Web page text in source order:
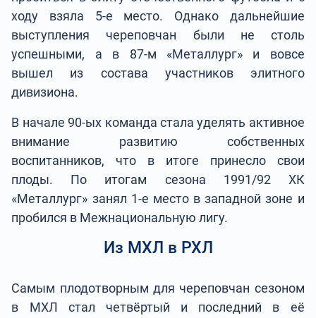
ходу взяла 5-е место. Однако дальнейшие
выступления череповчан были не столь
успешными, а в 87-м «Металлург» и вовсе
вышел из состава участников элитного
дивизиона.
В начале 90-ых команда стала уделять активное
внимание развитию собственных
воспитанников, что в итоге принесло свои
плоды. По итогам сезона 1991/92 ХК
«Металлург» занял 1-е место в западной зоне и
пробился в Межнациональную лигу.
Из МХЛ в РХЛ
Самым плодотворным для череповчан сезоном
в МХЛ стал четвёртый и последний в её